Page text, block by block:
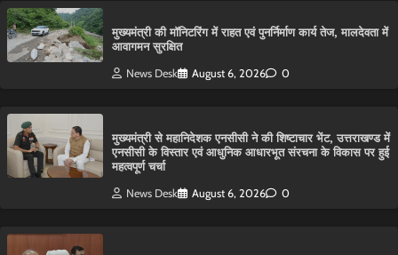
मुख्यमंत्री की मॉनिटरिंग में राहत एवं पुनर्निर्माण कार्य तेज, मालदेवता में
आवागमन सुरक्षित
News Desk August 6, 2026 0
मुख्यमंत्री से महानिदेशक एनसीसी ने की शिष्टाचार भेंट, उत्तराखण्ड में
एनसीसी के विस्तार एवं आधुनिक आधारभूत संरचना के विकास पर हुई
महत्वपूर्ण चर्चा
News Desk August 6, 2026 0